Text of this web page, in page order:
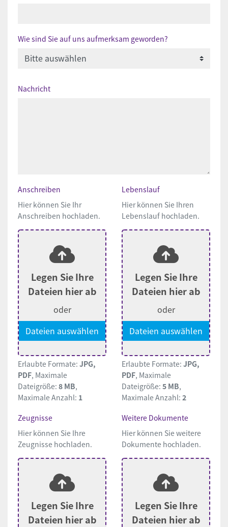
Wie sind Sie auf uns aufmerksam geworden?
Nachricht
Anschreiben
Hier können Sie Ihr
Anschreiben hochladen.
Legen Sie Ihre
Dateien hier ab
oder
Dateien auswählen
Erlaubte Formate: JPG,
PDF, Maximale
Dateigröße: 8 MB,
Maximale Anzahl: 1
Lebenslauf
Hier können Sie Ihren
Lebenslauf hochladen.
Legen Sie Ihre
Dateien hier ab
oder
Dateien auswählen
Erlaubte Formate: JPG,
PDF, Maximale
Dateigröße: 5 MB,
Maximale Anzahl: 2
Zeugnisse
Hier können Sie Ihre
Zeugnisse hochladen.
Legen Sie Ihre
Dateien hier ab
Weitere Dokumente
Hier können Sie weitere
Dokumente hochladen.
Legen Sie Ihre
Dateien hier ab